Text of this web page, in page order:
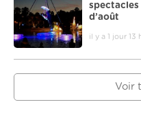
spectacles
d’août
il y a 1 jour 13
Voir